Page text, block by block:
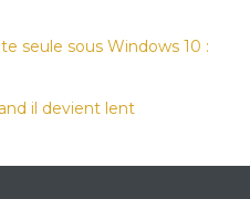
seule sous Windows 10 :
il devient lent